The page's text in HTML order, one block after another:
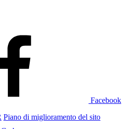
Facebook
Piano di miglioramento del sito